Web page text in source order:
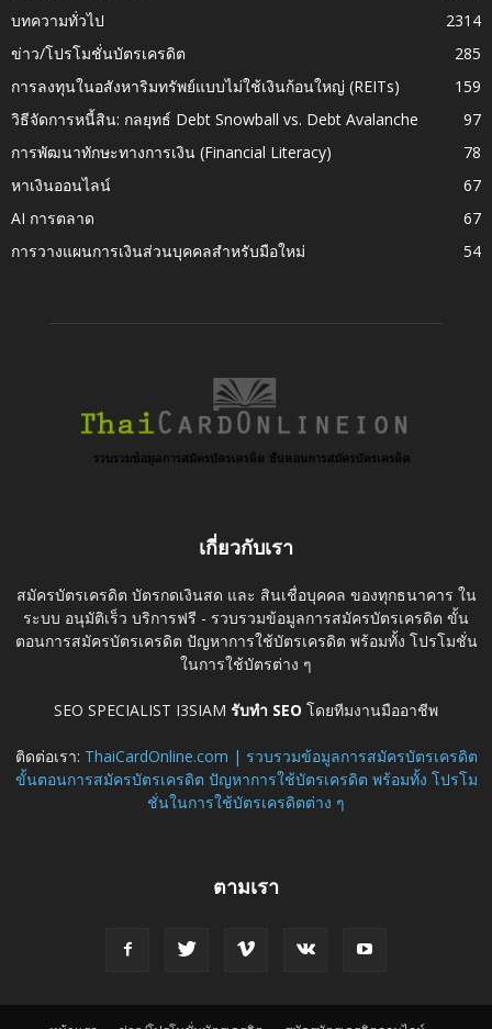
บทความทั่วไป
2314
ข่าว/โปรโมชั่นบัตรเครดิต
285
การลงทุนในอสังหาริมทรัพย์แบบไม่ใช้เงินก้อนใหญ่ (REITs)
159
วิธีจัดการหนี้สิน: กลยุทธ์ Debt Snowball vs. Debt Avalanche
97
การพัฒนาทักษะทางการเงิน (Financial Literacy)
78
หาเงินออนไลน์
67
AI การตลาด
67
การวางแผนการเงินส่วนบุคคลสำหรับมือใหม่
54
เกี่ยวกับเรา
สมัครบัตรเครดิต บัตรกดเงินสด และ สินเชื่อบุคคล ของทุกธนาคาร ใน
ระบบ อนุมัติเร็ว บริการฟรี - รวบรวมข้อมูลการสมัครบัตรเครดิต ขั้น
ตอนการสมัครบัตรเครดิต ปัญหาการใช้บัตรเครดิต พร้อมทั้ง โปรโมชั่น
ในการใช้บัตรต่าง ๆ
SEO SPECIALIST I3SIAM รับทำ SEO โดยทีมงานมืออาชีพ
ติดต่อเรา: ThaiCardOnline.com | รวบรวมข้อมูลการสมัครบัตรเครดิต
ขั้นตอนการสมัครบัตรเครดิต ปัญหาการใช้บัตรเครดิต พร้อมทั้ง โปรโม
ชั่นในการใช้บัตรเครดิตต่าง ๆ
ตามเรา